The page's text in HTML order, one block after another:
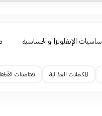
أساسيات الإنفلونزا والحساسية
المكملات الغذائية فيتامينات